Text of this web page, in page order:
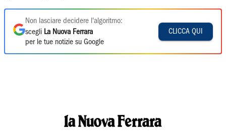
Non lasciare decidere l'algoritmo:
scegli La Nuova Ferrara
per le tue notizie su Google
CLICCA QUI